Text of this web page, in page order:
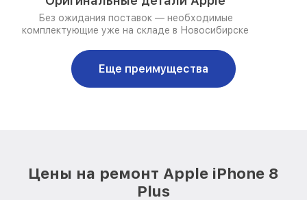
Без ожидания поставок — необходимые
комплектующие уже на складе в Новосибирске
Еще преимущества
Цены на ремонт Apple iPhone 8
Plus